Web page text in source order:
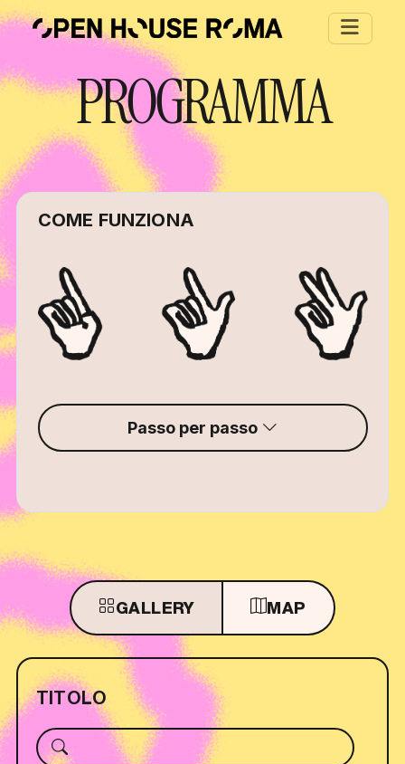
Salta al contenuto principale
PROGRAMMA
COME FUNZIONA
Passo per passo
GALLERY MAP
TITOLO